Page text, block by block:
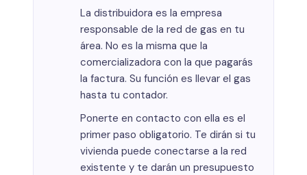
La distribuidora es la empresa
responsable de la red de gas en tu
área. No es la misma que la
comercializadora con la que pagarás
la factura. Su función es llevar el gas
hasta tu contador.
Ponerte en contacto con ella es el
primer paso obligatorio. Te dirán si tu
vivienda puede conectarse a la red
existente y te darán un presupuesto